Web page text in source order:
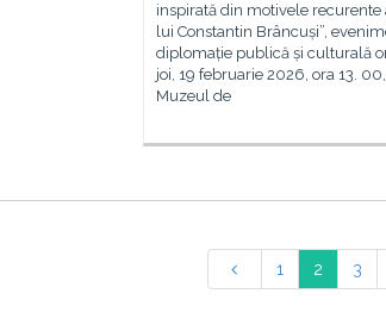
inspirată din motivele recurente
lui Constantin Brâncuși”,
diplomație publică și culturală
joi, 19 februarie 2026, ora 13.
Muzeul de
1 2 3